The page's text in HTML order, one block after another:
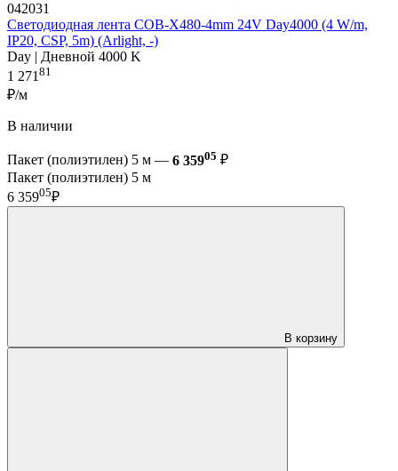
042031
Светодиодная лента COB-X480-4mm 24V Day4000 (4 W/m,
IP20, CSP, 5m) (Arlight, -)
Day | Дневной 4000 K
1 27181
₽/м
В наличии
Пакет (полиэтилен) 5 м — 6 35905 ₽
Пакет (полиэтилен) 5 м
6 35905₽
В корзину